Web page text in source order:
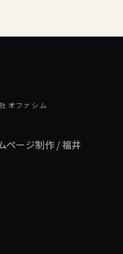
オファシム
ムページ制作 / 福井